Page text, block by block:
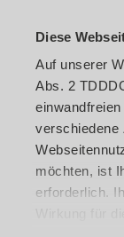
Diese
Auf unserer
Abs. 2
verschiedene
möchten, ist
erforderlich.